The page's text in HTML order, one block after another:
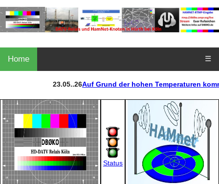
Home ☰
23.05..26Auf Grund der hohen Temperaturen
Status